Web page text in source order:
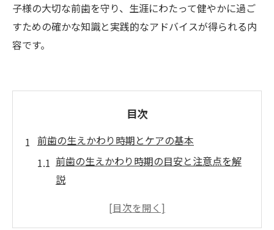
子様の大切な前歯を守り、生涯にわたって健やかに過ご
すための確かな知識と実践的なアドバイスが得られる内
容です。
目次
前歯の生えかわり時期とケアの基本
前歯の生えかわり時期の目安と注意点を解
説
千葉県市川市で安心な前歯ケアを始めるコ